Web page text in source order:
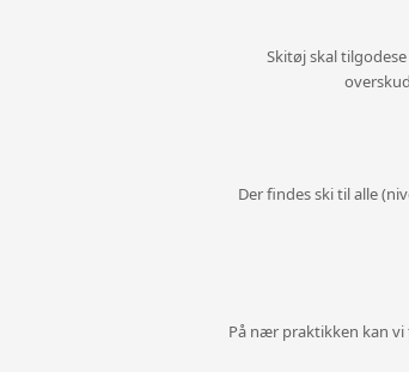
Skitøj skal
Der findes ski til alle
På nær praktikken kan vi